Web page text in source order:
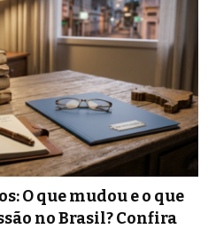
O que mudou e o que
no Brasil? Confira